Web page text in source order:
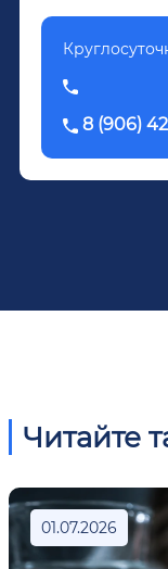
8 (906)
Читайте
01.07.2026